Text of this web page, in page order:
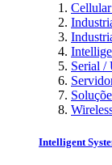
Serial /
Intelligent